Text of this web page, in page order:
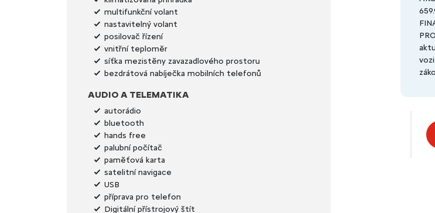
multifunkční volant
nastavitelný volant
posilovač řízení
vnitřní teploměr
síťka mezistěny zavazadlového prostoru
bezdrátová nabíječka mobilních telefonů
AUDIO A TELEMATIKA
autorádio
bluetooth
hands free
palubní počítač
paměťová karta
satelitní navigace
USB
příprava pro telefon
Digitální přístrojový štít